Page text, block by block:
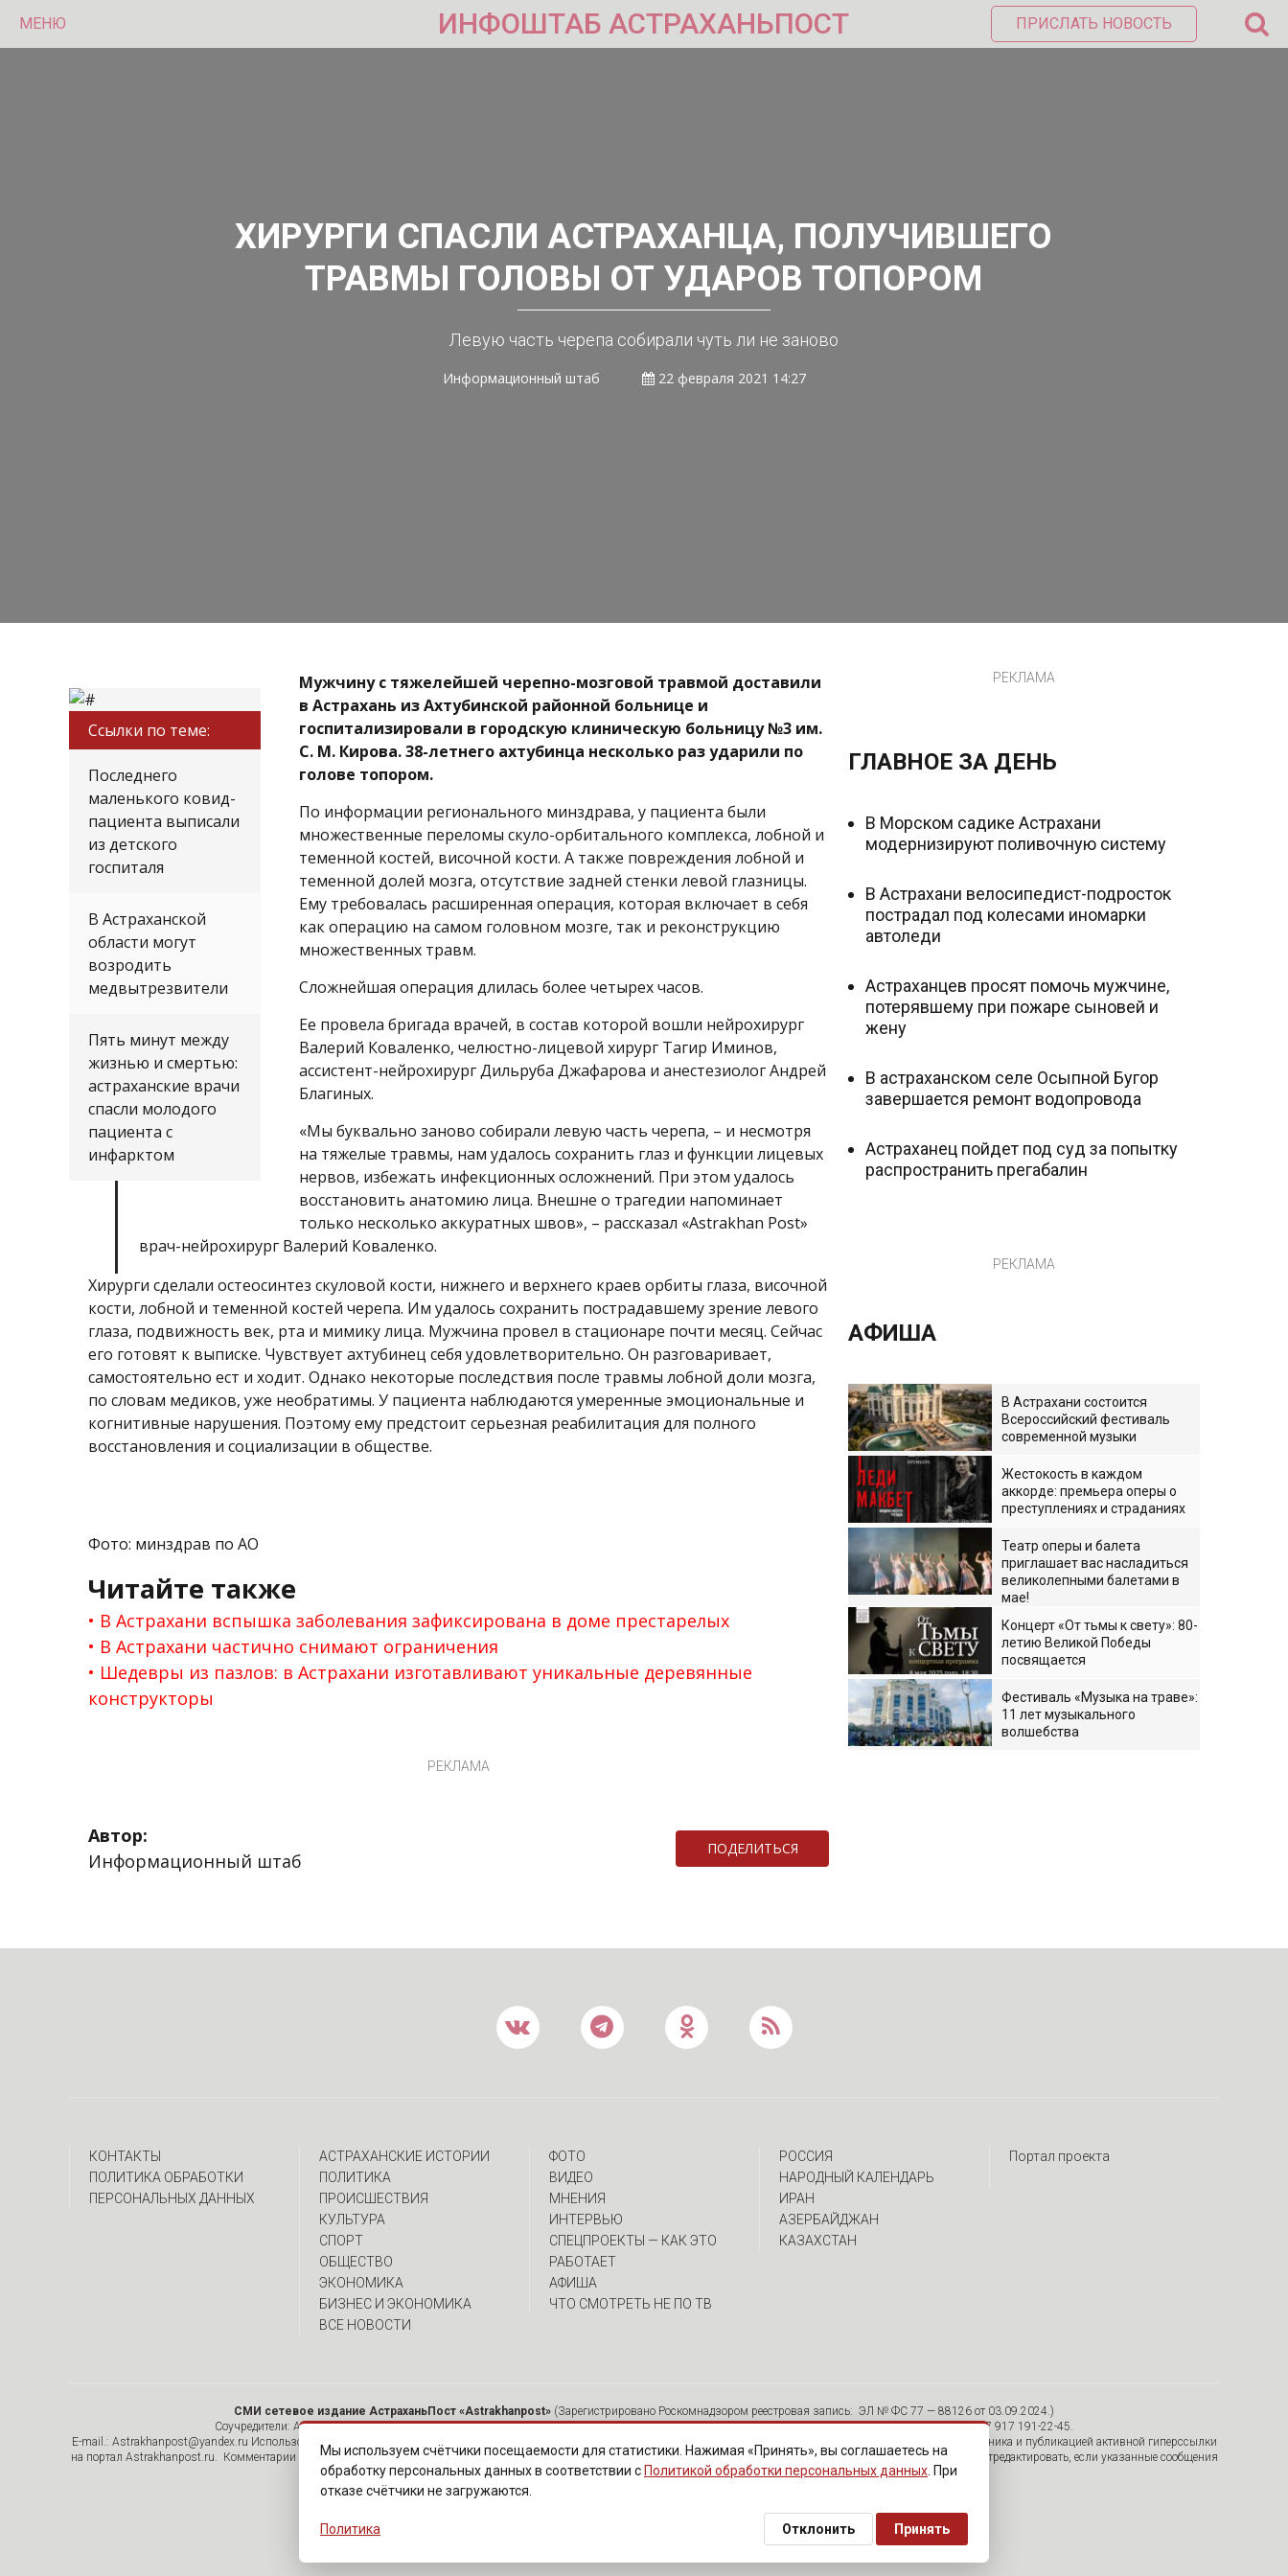
МЕНЮ ИНФОШТАБ АСТРАХАНЬПОСТ ПРИСЛАТЬ НОВОСТЬ
ХИРУРГИ СПАСЛИ АСТРАХАНЦА, ПОЛУЧИВШЕГО
ТРАВМЫ ГОЛОВЫ ОТ УДАРОВ ТОПОРОМ
Левую часть черепа собирали чуть ли не заново
Информационный штаб 22 февраля 2021 14:27
Ссылки по теме:
Последнего
маленького ковид-
пациента выписали
из детского
госпиталя
В Астраханской
области могут
возродить
медвытрезвители
Пять минут между
жизнью и смертью:
астраханские врачи
спасли молодого
пациента с
инфарктом
Мужчину с тяжелейшей черепно-мозговой травмой доставили
в Астрахань из Ахтубинской районной больнице и
госпитализировали в городскую клиническую больницу №3 им.
С. М. Кирова. 38-летнего ахтубинца несколько раз ударили по
голове топором.
По информации регионального минздрава, у пациента были
множественные переломы скуло-орбитального комплекса, лобной и
теменной костей, височной кости. А также повреждения лобной и
теменной долей мозга, отсутствие задней стенки левой глазницы.
Ему требовалась расширенная операция, которая включает в себя
как операцию на самом головном мозге, так и реконструкцию
множественных травм.
Сложнейшая операция длилась более четырех часов.
Ее провела бригада врачей, в состав которой вошли нейрохирург
Валерий Коваленко, челюстно-лицевой хирург Тагир Иминов,
ассистент-нейрохирург Дильруба Джафарова и анестезиолог Андрей
Благиных.
«Мы буквально заново собирали левую часть черепа, – и несмотря
на тяжелые травмы, нам удалось сохранить глаз и функции лицевых
нервов, избежать инфекционных осложнений. При этом удалось
восстановить анатомию лица. Внешне о трагедии напоминает
только несколько аккуратных швов», – рассказал «Astrakhan Post»
врач-нейрохирург Валерий Коваленко.
Хирурги сделали остеосинтез скуловой кости, нижнего и верхнего краев орбиты глаза, височной
кости, лобной и теменной костей черепа. Им удалось сохранить пострадавшему зрение левого
глаза, подвижность век, рта и мимику лица. Мужчина провел в стационаре почти месяц. Сейчас
его готовят к выписке. Чувствует ахтубинец себя удовлетворительно. Он разговаривает,
самостоятельно ест и ходит. Однако некоторые последствия после травмы лобной доли мозга,
по словам медиков, уже необратимы. У пациента наблюдаются умеренные эмоциональные и
когнитивные нарушения. Поэтому ему предстоит серьезная реабилитация для полного
восстановления и социализации в обществе.
Фото: минздрав по АО
Читайте также
В Астрахани вспышка заболевания зафиксирована в доме престарелых
В Астрахани частично снимают ограничения
Шедевры из пазлов: в Астрахани изготавливают уникальные деревянные
конструкторы
РЕКЛАМА
Автор:
Информационный штаб
ПОДЕЛИТЬСЯ
РЕКЛАМА
ГЛАВНОЕ ЗА ДЕНЬ
В Морском садике Астрахани
модернизируют поливочную систему
В Астрахани велосипедист-подросток
пострадал под колесами иномарки
автоледи
Астраханцев просят помочь мужчине,
потерявшему при пожаре сыновей и
жену
В астраханском селе Осыпной Бугор
завершается ремонт водопровода
Астраханец пойдет под суд за попытку
распространить прегабалин
РЕКЛАМА
АФИША
В Астрахани состоится
Всероссийский фестиваль
современной музыки
Жестокость в каждом
аккорде: премьера оперы о
преступлениях и страданиях
Театр оперы и балета
приглашает вас насладиться
великолепными балетами в
мае!
Концерт «От тьмы к свету»: 80-
летию Великой Победы
посвящается
Фестиваль «Музыка на траве»:
11 лет музыкального
волшебства
КОНТАКТЫ
ПОЛИТИКА ОБРАБОТКИ
ПЕРСОНАЛЬНЫХ ДАННЫХ
АСТРАХАНСКИЕ ИСТОРИИ
ПОЛИТИКА
ПРОИСШЕСТВИЯ
КУЛЬТУРА
СПОРТ
ОБЩЕСТВО
ЭКОНОМИКА
БИЗНЕС И ЭКОНОМИКА
ВСЕ НОВОСТИ
ФОТО
ВИДЕО
МНЕНИЯ
ИНТЕРВЬЮ
CПЕЦПРОЕКТЫ — КАК ЭТО
РАБОТАЕТ
АФИША
ЧТО СМОТРЕТЬ НЕ ПО ТВ
РОССИЯ
НАРОДНЫЙ КАЛЕНДАРЬ
ИРАН
АЗЕРБАЙДЖАН
КАЗАХСТАН
Портал проекта
СМИ сетевое издание АстраханьПост «Astrakhanpost» (Зарегистрировано Роскомнадзором реестровая запись: ЭЛ № ФС 77 — 88126 от 03.09.2024.)
Соучредители: Алымов А.Н. , ИП Асадулин Ю.А. Главный редактор: Вербина А.В. Адрес: 414000, г. Астрахань, ул. Советская, 30/12, пом. 15 Тел. +7 917 191-22-45.
E-mail.: Astrakhanpost@yandex.ru Использование материалов, размещенных на страницах сетевого издания «Astrakhanpost», допускается исключительно с указанием источника и публикацией активной гиперссылки
на портал Astrakhanpost.ru. Комментарии читателей сайта размещаются без предварительного редактирования. Редакция оставляет за собой право удалить их с сайта или отредактировать, если указанные сообщения
нарушают законы РФ. «САЙТ ПРЕДНАЗНАЧЕН ДЛЯ АУДИТОРИИ 18+»
Изменить согласие на cookies
Мы используем счётчики посещаемости для статистики. Нажимая «Принять», вы соглашаетесь на
обработку персональных данных в соответствии с Политикой обработки персональных данных . При
отказе счётчики не загружаются.
Политика Отклонить Принять